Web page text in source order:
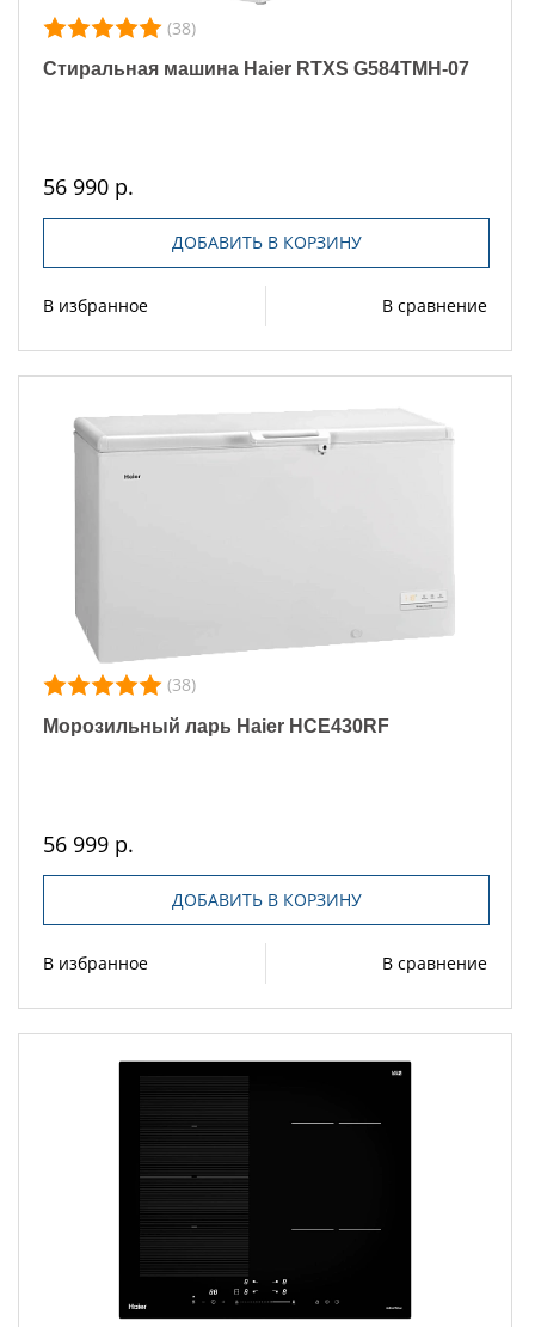
(38)
Стиральная машина Haier RTXS G584TMH-07
56 990 р.
ДОБАВИТЬ В КОРЗИНУ
В избранное В сравнение
(38)
Морозильный ларь Haier HCE430RF
56 999 р.
ДОБАВИТЬ В КОРЗИНУ
В избранное В сравнение